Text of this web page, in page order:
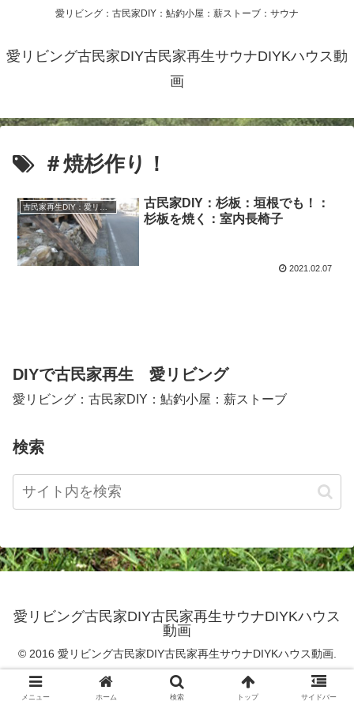
愛リビング：古民家DIY：鮎釣小屋：薪ストーブ：サウナ
愛リビング古民家DIY古民家再生サウナDIYKハウス動
画
＃焼杉作り！
古民家再生DIY：愛リビング リノベーション：リフォーム暖炉BBQ
古民家DIY：杉板：垣根でも！：
杉板を焼く：室内長椅子
2021.02.07
DIYで古民家再生 愛リビング
愛リビング：古民家DIY：鮎釣小屋：薪ストーブ
検索
愛リビング古民家DIY古民家再生サウナDIYKハウス
動画
© 2016 愛リビング古民家DIY古民家再生サウナDIYKハウス動画.
メニュー ホーム 検索 トップ サイドバー